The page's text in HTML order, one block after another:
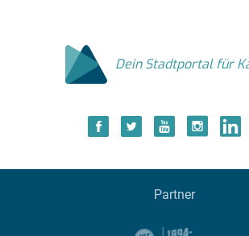
Dein Stadtportal für
Partner